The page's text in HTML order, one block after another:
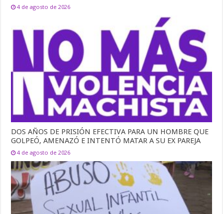
4 de agosto de 2026
DOS AÑOS DE PRISIÓN EFECTIVA PARA UN HOMBRE QUE
GOLPEÓ, AMENAZÓ E INTENTÓ MATAR A SU EX PAREJA
4 de agosto de 2026